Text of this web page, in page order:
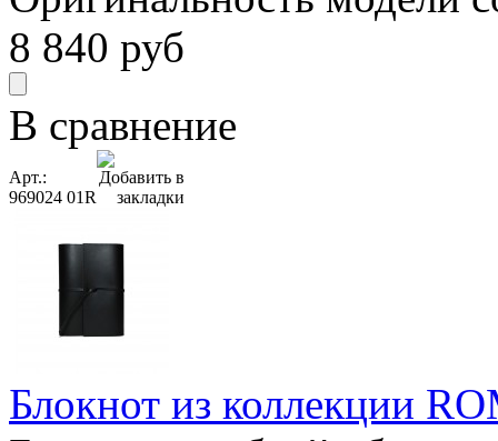
8 840 руб
В сравнение
Арт.:
969024 01R
Блокнот из коллекции